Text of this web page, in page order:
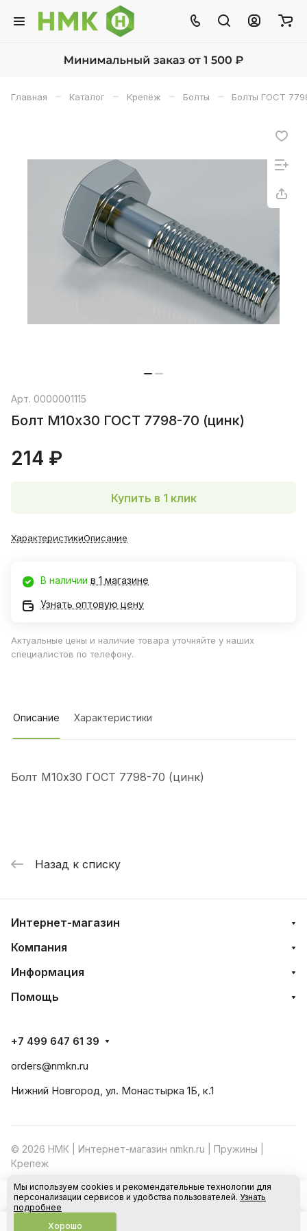
Главная – Каталог – Крепёж – Болты – Болты ГОСТ
Арт. 0000001115
Болт М10х30 ГОСТ 7798-70 (цинк)
214 ₽
В корзину
Купить в 1 клик
ХарактеристикиОписание
В наличии в 1 магазине
Узнать оптовую цену
Актуальные цены и наличие товара уточняйте у наших
специалистов по телефону.
Описание Характеристики
Болт М10х30 ГОСТ 7798-70 (цинк)
Назад к списку
Интернет-магазин
Компания
Информация
Помощь
+7 499 647 61 39
orders@nmkn.ru
Нижний Новгород, ул. Монастырка 1Б, к.1
© 2026 НМК | Интернет-магазин nmkn.ru | Пружины |
Крепеж
Конфиденциальность Оферта
Мы используем cookies и рекомендательные технологии для
персонализации сервисов и удобства пользователей. Узнать
подробнее
Хорошо